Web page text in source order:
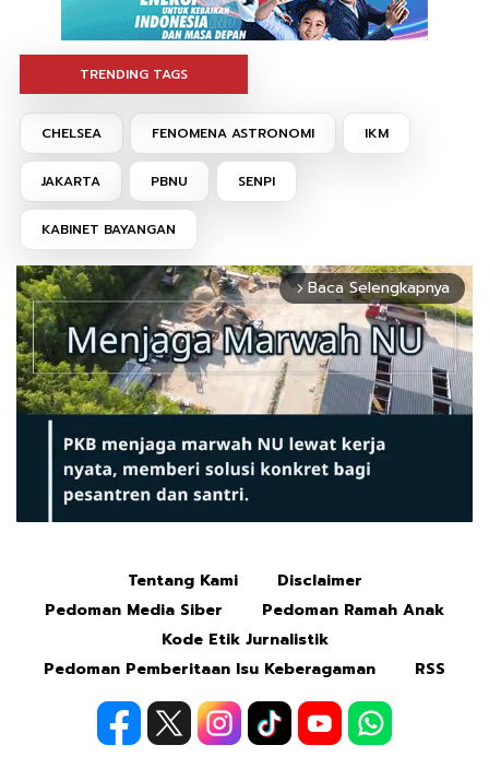
TRENDING TAGS
CHELSEA FENOMENA ASTRONOMI IKM
JAKARTA PBNU SENPI
KABINET BAYANGAN
arrow_forward_ios Baca Selengkapnya
Tentang Kami
Disclaimer
Pedoman Media Siber
Pedoman Ramah Anak
Kode Etik Jurnalistik
Pedoman Pemberitaan Isu Keberagaman
RSS